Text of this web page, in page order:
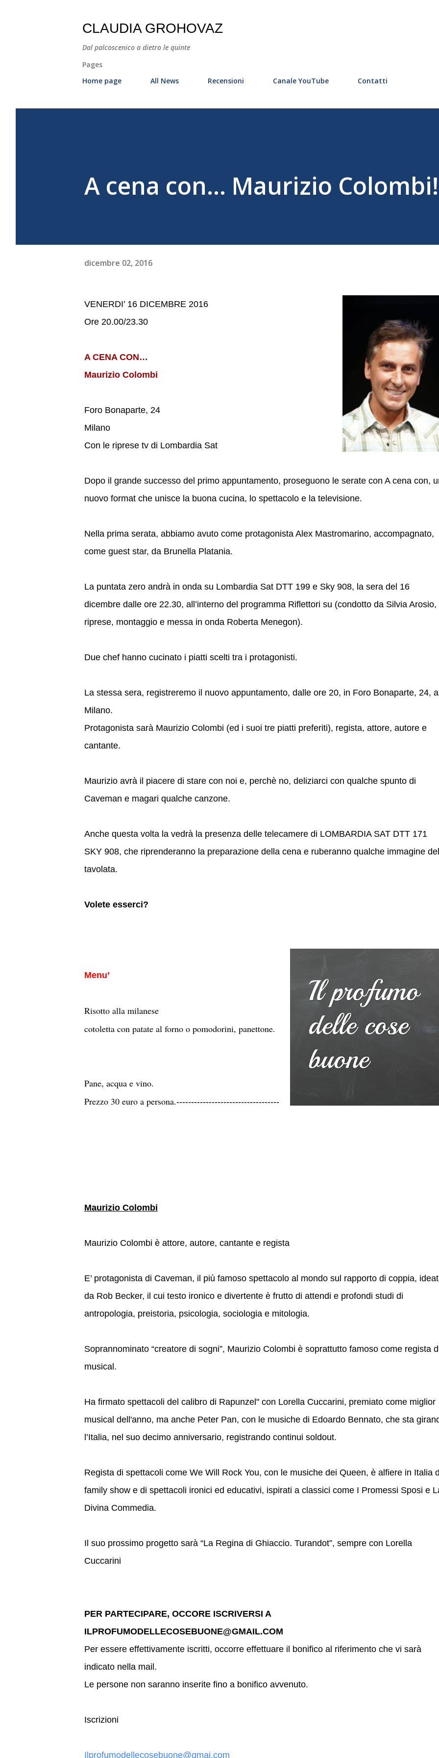
CLAUDIA GROHOVAZ
Dal palcoscenico a dietro le quinte
Pages
Home page
All News Recensioni Canale YouTube Contatti
A cena con... Maurizio Colombi!
dicembre 02, 2016
VENERDI’ 16 DICEMBRE 2016
Ore 20.00/23.30
A CENA CON…
Maurizio Colombi
Foro Bonaparte, 24
Milano
Con le riprese tv di Lombardia Sat
Dopo il grande successo del primo appuntamento, proseguono le serate con A cena con,
nuovo format che unisce la buona cucina, lo spettacolo e la televisione.
Nella prima serata, abbiamo avuto come protagonista Alex Mastromarino, accompagnato,
come guest star, da Brunella Platania.
La puntata zero andrà in onda su Lombardia Sat DTT 199 e Sky 908, la sera del 16
dicembre dalle ore 22.30, all’interno del programma Riflettori su (condotto da Silvia Arosio,
riprese, montaggio e messa in onda Roberta Menegon).
Due chef hanno cucinato i piatti scelti tra i protagonisti.
La stessa sera, registreremo il nuovo appuntamento, dalle ore 20, in Foro Bonaparte, 24, a
Milano.
Protagonista sarà Maurizio Colombi (ed i suoi tre piatti preferiti), regista, attore, autore e
cantante.
Maurizio avrà il piacere di stare con noi e, perchè no, deliziarci con qualche spunto di
Caveman e magari qualche canzone.
Anche questa volta la vedrà la presenza delle telecamere di LOMBARDIA SAT DTT 171
SKY 908, che riprenderanno la preparazione della cena e ruberanno qualche immagine
tavolata.
Volete esserci?
Menu’
Risotto alla milanese
cotoletta con patate al forno o pomodorini, panettone.
Pane, acqua e vino.
Prezzo 30 euro a persona.-----------------------------------
Maurizio Colombi
Maurizio Colombi è attore, autore, cantante e regista
E’ protagonista di Caveman, il più famoso spettacolo al mondo sul rapporto di coppia,
da Rob Becker, il cui testo ironico e divertente è frutto di attendi e profondi studi di
antropologia, preistoria, psicologia, sociologia e mitologia.
Soprannominato “creatore di sogni”, Maurizio Colombi è soprattutto famoso come regista
musical.
Ha firmato spettacoli del calibro di Rapunzel" con Lorella Cuccarini, premiato come miglior
musical dell'anno, ma anche Peter Pan, con le musiche di Edoardo Bennato, che sta
l’Italia, nel suo decimo anniversario, registrando continui soldout.
Regista di spettacoli come We Will Rock You, con le musiche dei Queen, è alfiere in Italia
family show e di spettacoli ironici ed educativi, ispirati a classici come I Promessi Sposi e
Divina Commedia.
Il suo prossimo progetto sarà “La Regina di Ghiaccio. Turandot”, sempre con Lorella
Cuccarini
PER PARTECIPARE, OCCORE ISCRIVERSI A
ILPROFUMODELLECOSEBUONE@GMAIL.COM
Per essere effettivamente iscritti, occorre effettuare il bonifico al riferimento che vi sarà
indicato nella mail.
Le persone non saranno inserite fino a bonifico avvenuto.
Iscrizioni
Ilprofumodellecosebuone@gmai.com